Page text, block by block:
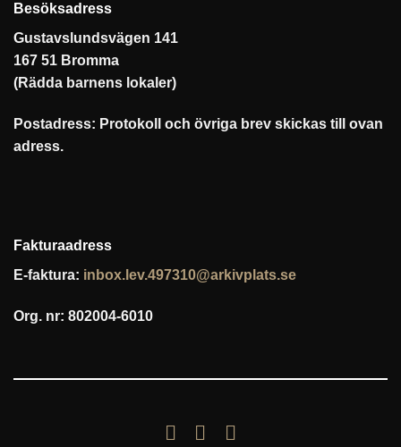
Besöksadress
Gustavslundsvägen 141
167 51 Bromma
(Rädda barnens lokaler)
Postadress: Protokoll och övriga brev skickas till ovan
adress.
Fakturaadress
E-faktura: inbox.lev.497310@arkivplats.se
Org. nr: 802004-6010